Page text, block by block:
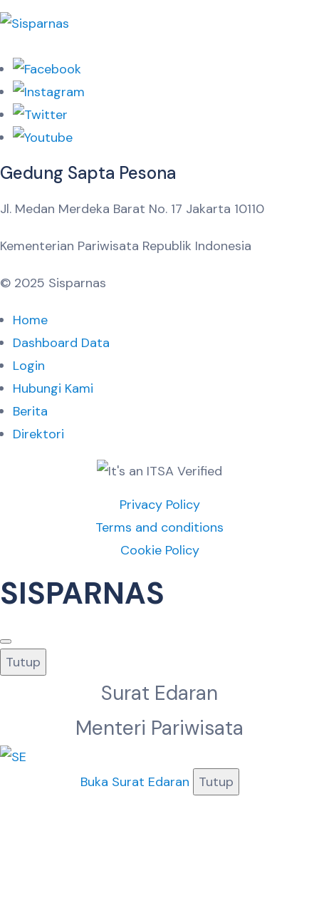
Gedung Sapta Pesona
Jl. Medan Merdeka Barat No. 17 Jakarta 10110
Kementerian Pariwisata Republik Indonesia
© 2025 Sisparnas
Home
Dashboard Data
Login
Hubungi Kami
Berita
Direktori
Privacy Policy
Terms and conditions
Cookie Policy
SISPARNAS
Tutup
Surat Edaran
Menteri Pariwisata
Buka Surat Edaran Tutup